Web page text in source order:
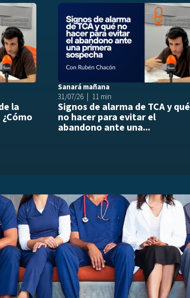
Añadir a playlist
la
Sanará mañana
31/07/26
11 min
Signos de alarma de TCA y qué
no hacer para evitar el
abandono ante una...